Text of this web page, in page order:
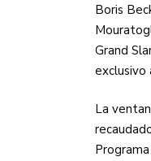
Boris
Grand
exclusivo
La